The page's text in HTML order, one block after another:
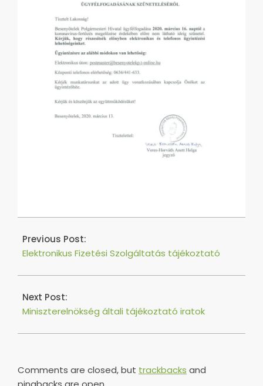
2020-
13
Previous Post:
Elektronikus Fizetési Szolgáltatás tájékoztató
Next Post:
Miniszterelnökség általi tájékoztató iratok
Comments are closed, but trackbacks and